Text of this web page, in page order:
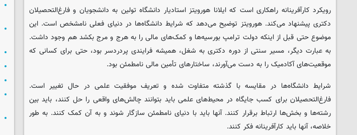
رویکرد کارآفرینانه راهکاری است که ایلانا هورویتز استادیار دانشگاه تولین به دانشجویان و فارغ‌التحصیلان
دکتری پیشنهاد می‌کند. هورویتز توضیح می‌دهد که شرایط دانشگاه‌ها در دنیای فعلی نامشخص است. این
موضوع حتی قبل از اینکه دولت ترامپ بورسیه‌ها و کمک‌های مالی را به هرج و مرج بکشد هم وجود داشت.
به عبارت دیگر، مسیر سنتی از دوره دکتری به شغل، همیشه فرایندی پردردسر بود، حتی برای کسانی که
موقعیت‌های آکادمیک را به دست می‌آورند، ساختارهای تأمین مالی نامطمئن بود.
شرایط دانشگاه‌ها در مقایسه با گذشته متفاوت شده و تعریف موفقیت علمی در حال تغییر است.
فارغ‌التحصیلان برای کسب جایگاه در محیط‌های علمی باید بتوانند چالش‌های واقعی را حل کنند، باید بین
رشته‌ها و بخش‌ها ارتباط برقرار کنند. آنها باید با دنیای نامطمئن سازگار شوند و به آن کمک کنند. به طور
خلاصه، آنها باید کارآفرینانه فکر کنند.